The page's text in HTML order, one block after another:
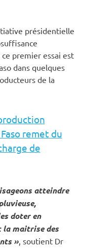
présidentielle
premier essai est
dans quelques
de la
remet du
de
atteindre
doter en
la maitrise des
» , soutient Dr